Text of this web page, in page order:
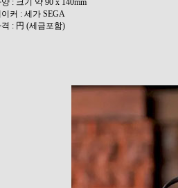
커 : 세가 SEGA
: 円 (세금포함)